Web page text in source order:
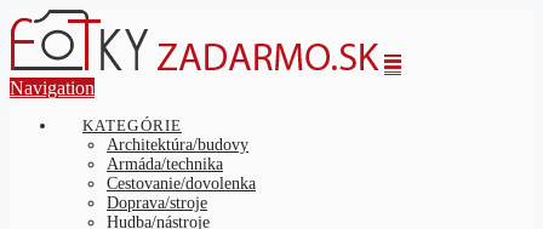
Navigation
KATEGÓRIE
Architektúra/budovy
Armáda/technika
Cestovanie/dovolenka
Doprava/stroje
Hudba/nástroje